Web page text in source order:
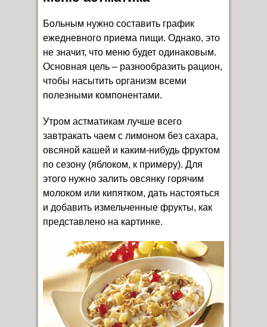
Больным нужно составить график
ежедневного приема пищи. Однако, это
не значит, что меню будет одинаковым.
Основная цель – разнообразить рацион,
чтобы насытить организм всеми
полезными компонентами.
Утром астматикам лучше всего
завтракать чаем с лимоном без сахара,
овсяной кашей и каким-нибудь фруктом
по сезону (яблоком, к примеру). Для
этого нужно залить овсянку горячим
молоком или кипятком, дать настояться
и добавить измельченные фрукты, как
представлено на картинке.